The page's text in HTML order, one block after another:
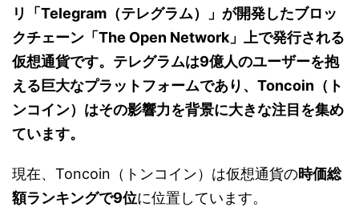
リ「Telegram（テレグラム）」が開発したブロッ
クチェーン「The Open Network」上で発行される
仮想通貨です。テレグラムは9億人のユーザーを抱
える巨大なプラットフォームであり、Toncoin（ト
ンコイン）はその影響力を背景に大きな注目を集め
ています。
現在、Toncoin（トンコイン）は仮想通貨の時価総
額ランキングで9位に位置しています。